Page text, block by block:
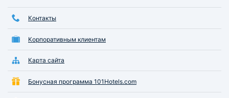
Контакты
Корпоративным клиентам
Карта сайта
Бонусная программа 101Hotels.com